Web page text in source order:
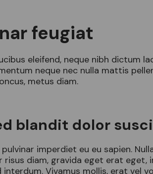
feugiat
eleifend, neque nibh dictum
neque nec nulla mattis
metus diam.
blandit dolor
imperdiet eu eu sapien.
diam, gravida eget erat eget,
Vivamus mollis, erat vel